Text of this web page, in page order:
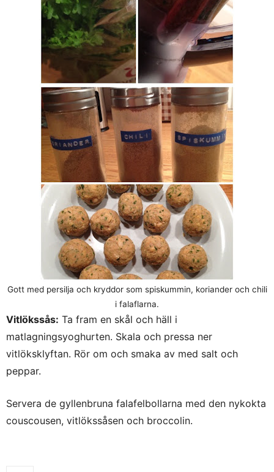
Gott med persilja och kryddor som spiskummin, koriander och chili
i falaflarna.
Vitlökssås: Ta fram en skål och häll i
matlagningsyoghurten. Skala och pressa ner
vitlöksklyftan. Rör om och smaka av med salt och
peppar.
Servera de gyllenbruna falafelbollarna med den nykokta
couscousen, vitlökssåsen och broccolin.